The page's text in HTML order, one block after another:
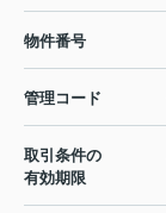
物件番号
管理コード
取引条件の
有効期限